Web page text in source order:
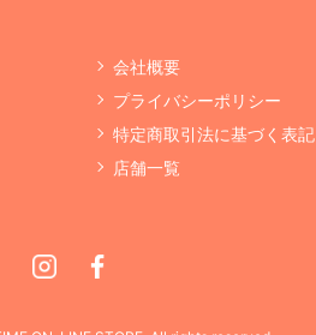
会社概要
プライバシーポリシー
特定商取引法に基づく表記
店舗一覧